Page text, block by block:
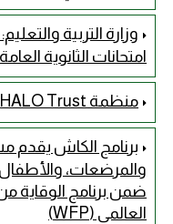
وزارة التربية
امتحانات الثانوية
منظمة HALO Trust تعلن عن وظائف شاغرة
برنامج الكاش يقدم
والمرضعات،
ضمن برنامج الوقاية من
العالمي (WFP)